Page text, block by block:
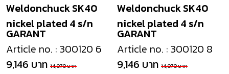
GARANT
Weldonchuck SK40
nickel plated 4 s/n
Article no. : 300120 6
9,146 บาท 14,070 บาท
GARANT
Weldonchuck SK40
nickel plated 4 s/n
Article no. : 300120 8
9,146 บาท 14,070 บาท